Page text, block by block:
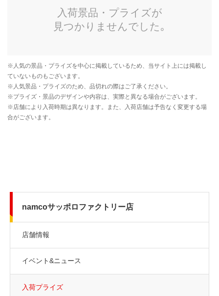
namcoサッポロファクトリー店
店舗情報
イベント&ニュース
入荷プライズ